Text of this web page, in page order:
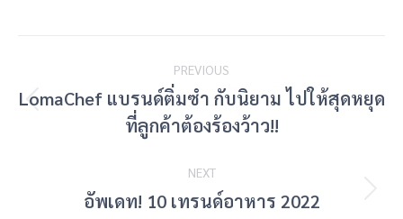
navigation
PREVIOUS
Previous
post:
LomaChef แบรนด์ติ่มซำ กับนิยาม ไปให้สุดหยุด
ที่ลูกค้าต้องร้องว้าว!!
NEXT
Next
อัพเดท! 10 เทรนด์อาหาร 2022